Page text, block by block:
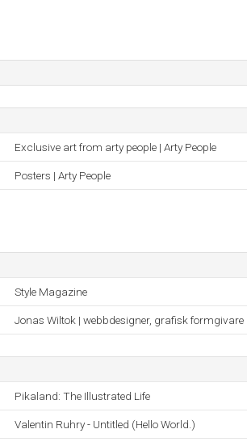
Exclusive art from arty people | Arty People
Posters | Arty People
Style Magazine
Jonas Wiltok | webbdesigner, grafisk formgivare
Pikaland: The Illustrated Life
Valentin Ruhry - Untitled (Hello World.)